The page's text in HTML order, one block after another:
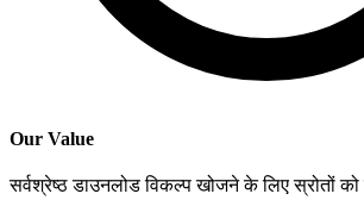
Our Value
सर्वश्रेष्ठ डाउनलोड विकल्प खोजने के लिए स्रोतों को